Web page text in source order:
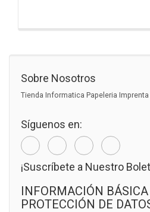
Sobre Nosotros
Tienda Informatica Papeleria Imprenta
Síguenos en:
¡Suscríbete a Nuestro
INFORMACIÓN BÁSICA
PROTECCIÓN DE